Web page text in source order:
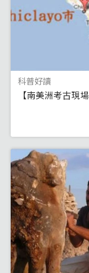
科普好讀
【南美洲考古現